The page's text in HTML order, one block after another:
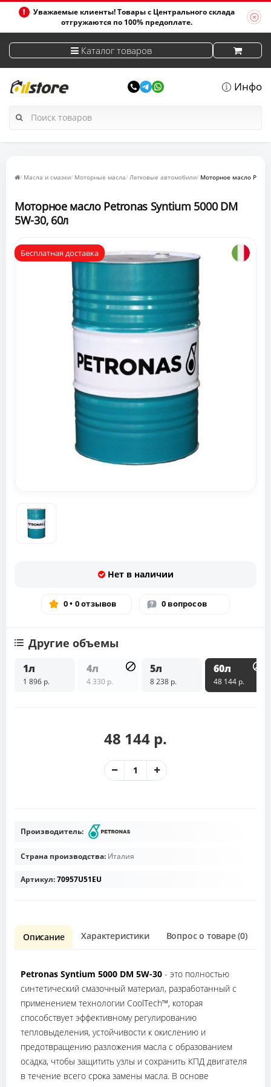
Уважаемые клиенты! Товары с Центрального склада
отгружаются по 100% предоплате.
Каталог товаров
Инфо
Масла и смазки Моторные масла Легковые автомобили Моторное масло
Моторное масло Petronas Syntium 5000 DM
5W-30, 60л
Бесплатная доставка
Нет в наличии
0 • 0 отзывов 0 вопросов
Другие объемы
1л
1 896 р.
4л
4 330 р.
5л
8 238 р.
60л
48 144 р.
48 144 р.
Производитель:
Страна производства: Италия
Артикул:70957U51EU
Описание Характеристики Вопрос о товаре (0)
Petronas Syntium 5000 DM 5W-30 - это полностью
синтетический смазочный материал, разработанный с
применением технологии CoolTech™, которая
способствует эффективному регулированию
тепловыделения, устойчивости к окислению и
предотвращению разложения масла с образованием
осадка, чтобы защитить узлы и сохранить КПД двигателя
в течение всего срока замены масла. В основе